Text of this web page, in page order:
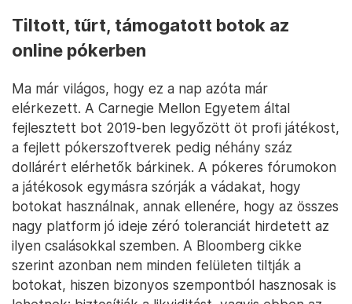
Tiltott, tűrt, támogatott botok az
online pókerben
Ma már világos, hogy ez a nap azóta már
elérkezett. A Carnegie Mellon Egyetem által
fejlesztett bot 2019-ben legyőzött öt profi játékost,
a fejlett pókerszoftverek pedig néhány száz
dollárért elérhetők bárkinek. A pókeres fórumokon
a játékosok egymásra szórják a vádakat, hogy
botokat használnak, annak ellenére, hogy az összes
nagy platform jó ideje zéró toleranciát hirdetett az
ilyen csalásokkal szemben. A Bloomberg cikke
szerint azonban nem minden felületen tiltják a
botokat, hiszen bizonyos szempontból hasznosak is